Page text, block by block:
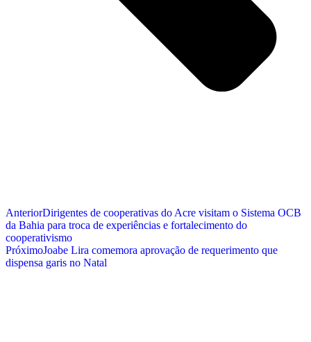
AnteriorDirigentes de cooperativas do Acre visitam o Sistema OCB
da Bahia para troca de experiências e fortalecimento do
cooperativismo
PróximoJoabe Lira comemora aprovação de requerimento que
dispensa garis no Natal